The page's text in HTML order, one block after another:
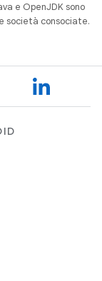
e OpenJDK sono
società consociate.